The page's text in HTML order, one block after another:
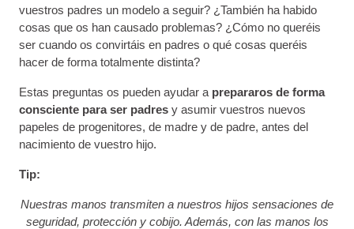
vuestros padres un modelo a seguir? ¿También ha habido
cosas que os han causado problemas? ¿Cómo no queréis
ser cuando os convirtáis en padres o qué cosas queréis
hacer de forma totalmente distinta?
Estas preguntas os pueden ayudar a prepararos de forma
consciente para ser padres y asumir vuestros nuevos
papeles de progenitores, de madre y de padre, antes del
nacimiento de vuestro hijo.
Tip:
Nuestras manos transmiten a nuestros hijos sensaciones de
seguridad, protección y cobijo. Además, con las manos los